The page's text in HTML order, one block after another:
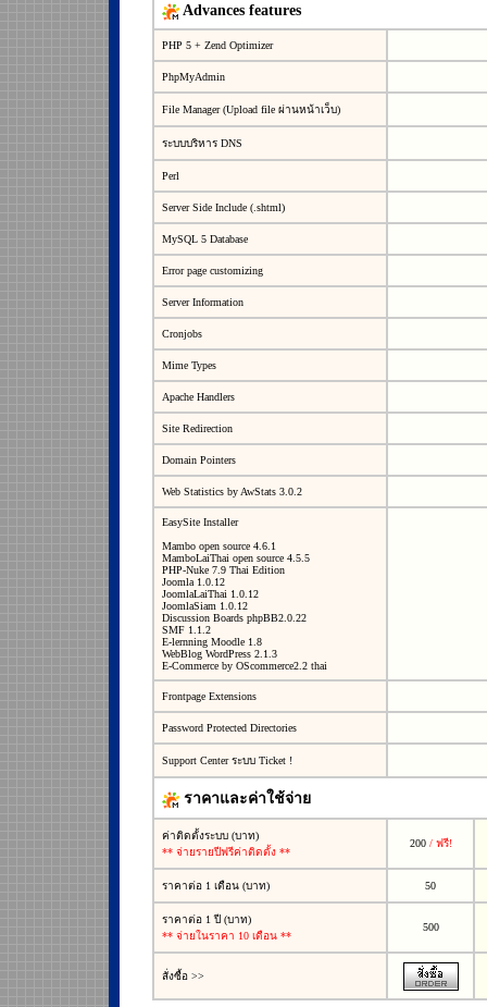
Advances features
PHP 5 + Zend Optimizer
PhpMyAdmin
File Manager (Upload file ผ่านหน้าเว็บ)
ระบบบริหาร DNS
Perl
Server Side Include (.shtml)
MySQL 5 Database
Error page customizing
Server Information
Cronjobs
Mime Types
Apache Handlers
Site Redirection
Domain Pointers
Web Statistics by AwStats 3.0.2
EasySite Installer
Mambo open source 4.6.1
MamboLaiThai open source 4.5.5
PHP-Nuke 7.9 Thai Edition
Joomla 1.0.12
JoomlaLaiThai 1.0.12
JoomlaSiam 1.0.12
Discussion Boards phpBB2.0.22
SMF 1.1.2
E-lernning Moodle 1.8
WebBlog WordPress 2.1.3
E-Commerce by OScommerce2.2 thai
Frontpage Extensions
Password Protected Directories
Support Center ระบบ Ticket !
ราคาและค่าใช้จ่าย
ค่าติดตั้งระบบ (บาท)
** จ่ายรายปีฟรีค่าติดตั้ง **
200/ ฟรี!
ราคาต่อ 1 เดือน (บาท) 50
ราคาต่อ 1 ปี (บาท)
** จ่ายในราคา 10 เดือน **
500
สั่งซื้อ >>